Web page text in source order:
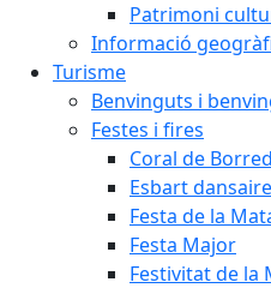
Patrimoni
Informació
Turisme
Benvinguts i
Festes i fires
Coral de
Esbart dansaire
Festa de la
Festa Major
Festivitat de la